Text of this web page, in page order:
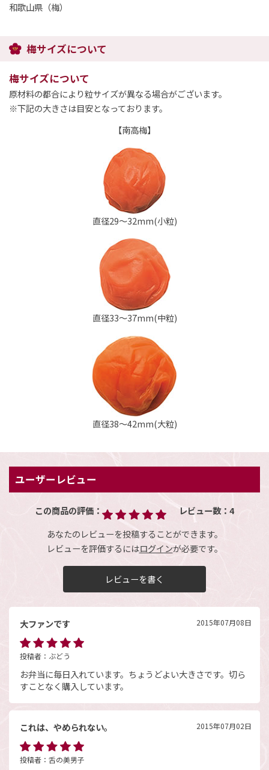
和歌山県（梅）
梅サイズについて
梅サイズについて
原材料の都合により粒サイズが異なる場合がございます。
※下記の大きさは目安となっております。
【南高梅】
直径29～32mm(小粒)
直径33～37mm(中粒)
直径38～42mm(大粒)
ユーザーレビュー
この商品の評価： レビュー数：4
あなたのレビューを投稿することができます。
レビューを評価するにはログインが必要です。
レビューを書く
大ファンです 2015年07月08日
投稿者： ぶどう
お弁当に毎日入れています。ちょうどよい大きさです。切ら
すことなく購入しています。
これは、やめられない。 2015年07月02日
投稿者： 舌の美男子